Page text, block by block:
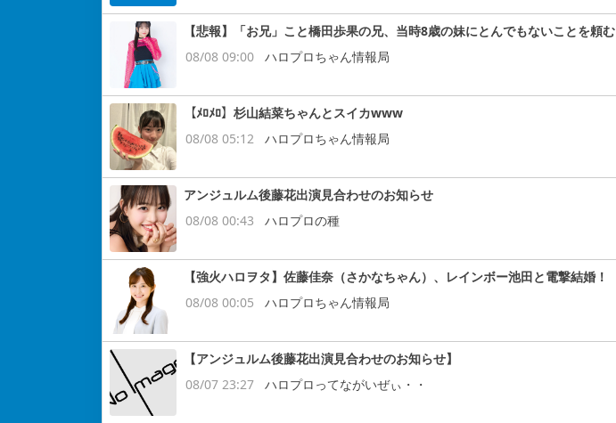
【悲報】「お兄」こと橋田歩果の兄、当時8歳の妹にとんでもないことを頼む
08/08 09:00
ハロプロちゃん情報局
【ﾒﾛﾒﾛ】杉山結菜ちゃんとスイカwww
08/08 05:12
ハロプロちゃん情報局
アンジュルム後藤花出演見合わせのお知らせ
08/08 00:43
ハロプロの種
【強火ハロヲタ】佐藤佳奈（さかなちゃん）、レインボー池田と電撃結婚！
08/08 00:05
ハロプロちゃん情報局
【アンジュルム後藤花出演見合わせのお知らせ】
08/07 23:27
ハロプロってながいぜぃ・・